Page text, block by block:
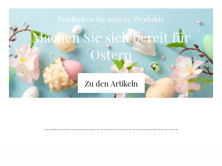
Machen Sie sich bereit für
Ostern
Entdecken Sie unsere Produkte
Zu den Artikeln